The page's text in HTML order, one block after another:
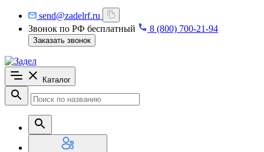
send@zadelrf.ru
Звонок по РФ бесплатный
8 (800) 700-21-94
Заказать звонок
Каталог